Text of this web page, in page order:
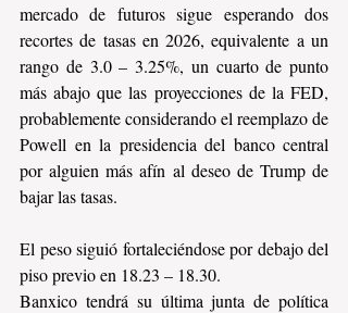
mercado de futuros sigue esperando dos
recortes de tasas en 2026, equivalente a un
rango de 3.0 – 3.25%, un cuarto de punto
más abajo que las proyecciones de la FED,
probablemente considerando el reemplazo de
Powell en la presidencia del banco central
por alguien más afín al deseo de Trump de
bajar las tasas.
El peso siguió fortaleciéndose por debajo del
piso previo en 18.23 – 18.30.
Banxico tendrá su última junta de política